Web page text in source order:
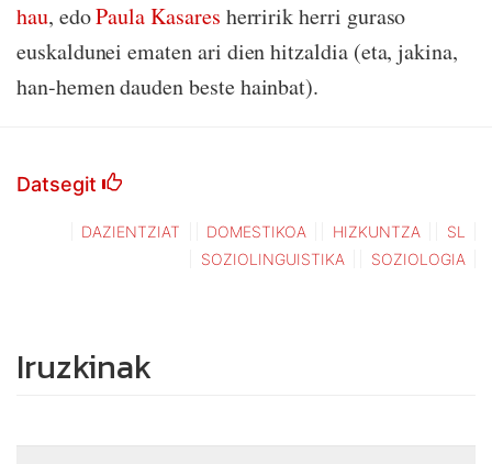
hau, edoPaula Kasares herririk herri guraso
euskaldunei ematen ari dien hitzaldia (eta, jakina,
han-hemen dauden beste hainbat).
Datsegit
DAZIENTZIAT DOMESTIKOA HIZKUNTZA
SL
SOZIOLINGUISTIKA
SOZIOLOGIA
Iruzkinak